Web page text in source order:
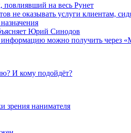
на весь Рунет
не оказывать услуги клиентам,
Юрий Синодов
можно получить через
И кому подойдёт?
зрения нанимателя